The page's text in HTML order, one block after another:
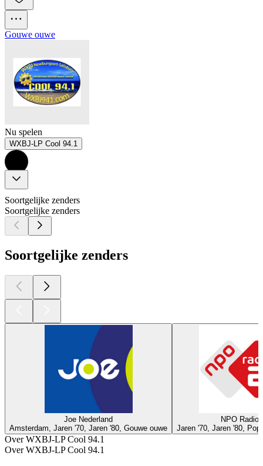
Gouwe ouwe
Nu spelen
WXBJ-LP Cool 94.1
Soortgelijke zenders
Soortgelijke zenders
Soortgelijke zenders
Joe Nederland
Amsterdam, Jaren '70, Jaren '80, Gouwe ouwe
NPO Radio
Jaren '70, Jaren '80,
Over WXBJ-LP Cool 94.1
Over WXBJ-LP Cool 94.1